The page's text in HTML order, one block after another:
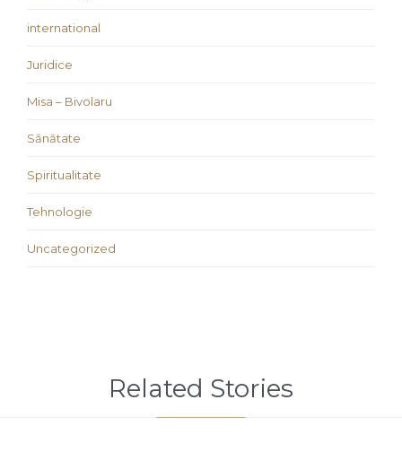
international
Juridice
Misa – Bivolaru
Sănătate
Spiritualitate
Tehnologie
Uncategorized
Related Stories